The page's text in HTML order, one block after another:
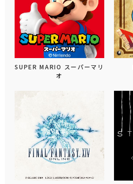
SUPER MARIO スーパーマリ
オ